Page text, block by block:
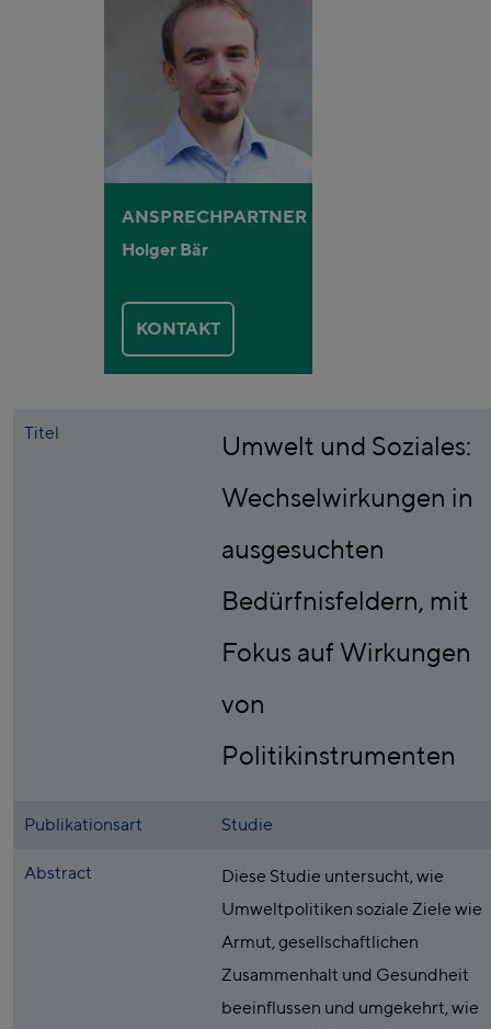
ANSPRECHPARTNER
Holger Bär
KONTAKT
Titel
Umwelt und Soziales:
Wechselwirkungen in
ausgesuchten
Bedürfnisfeldern, mit
Fokus auf Wirkungen
von
Politikinstrumenten
Publikationsart Studie
Abstract
Diese Studie untersucht, wie
Umweltpolitiken soziale Ziele wie
Armut, gesellschaftlichen
Zusammenhalt und Gesundheit
beeinflussen und umgekehrt, wie